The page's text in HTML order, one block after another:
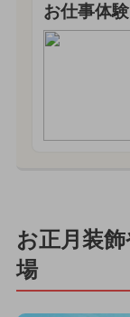
お仕事体
お正月装
場